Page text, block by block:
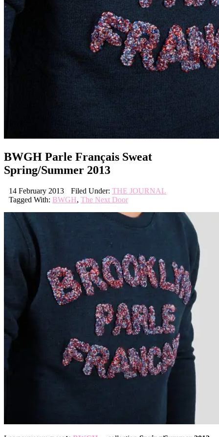
BWGH Parle Français Sweat
Spring/Summer 2013
14 February 2013 Filed Under: THE JOURNAL
Tagged With: BWGH, The Next Door